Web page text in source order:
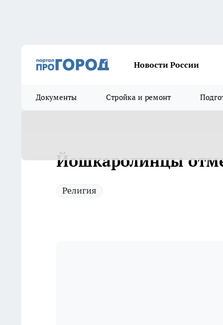
Новости России
Документы Стройка и ремонт
Йошкаролинцы
Религия